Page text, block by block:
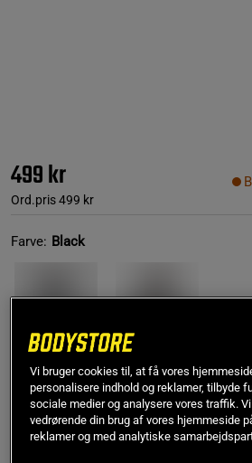
499 kr
Ord.pris499 kr
Farve: Black
S
Vi bruger cookies til, at få vores
personalisere indhold og reklamer, tilbyde
sociale medier og analysere vores traffik.
vedrørende din brug af vores hjemmeside
reklamer og med analytiske